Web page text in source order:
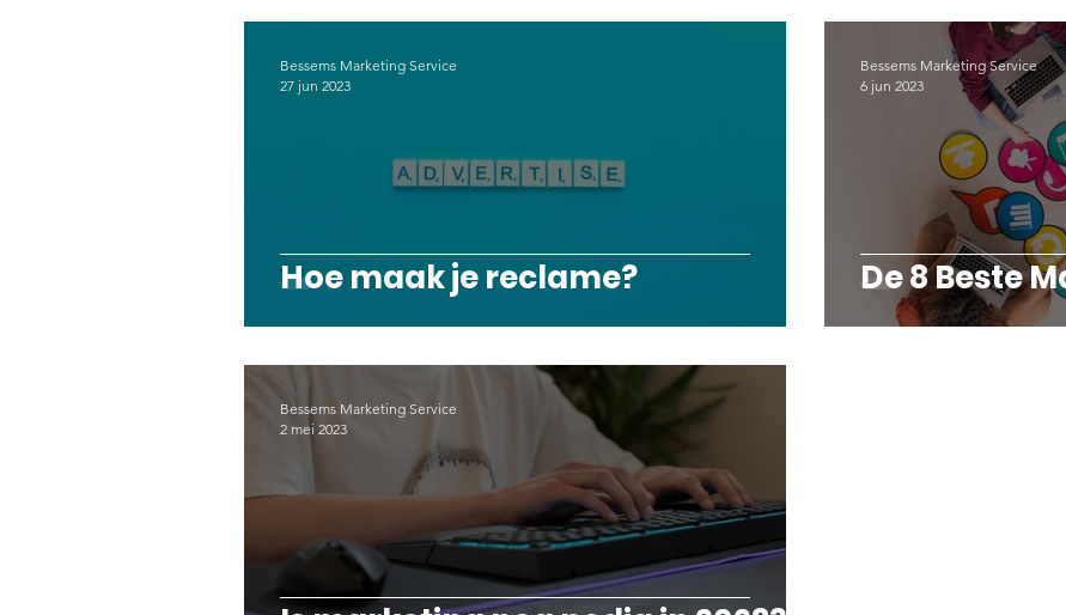
Hoe maak je reclame?
Bessems Marketing Service
27 jun 2023
De 8 Beste
Bessems Marketing Service
6 jun 2023
Bessems Marketing Service
2 mei 2023